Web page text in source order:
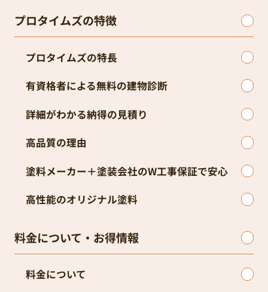
プロタイムズの特徴
プロタイムズの特長
有資格者による無料の建物診断
詳細がわかる納得の見積り
高品質の理由
塗料メーカー＋塗装会社のW工事保証で安心
高性能のオリジナル塗料
料金について・お得情報
料金について